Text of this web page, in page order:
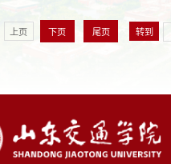
第19期），一起看看吧！ 潜心学术研究，服务国家
战略 积极建言献策，促进地方发展 推进教研协
上页 下页 尾页